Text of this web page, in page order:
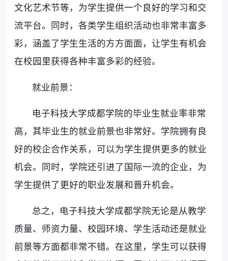
文化艺术节等，为学生提供一个良好的学习和交
流平台。同时，各类学生组织活动也非常丰富多
彩，涵盖了学生生活的方方面面，让学生有机会
在校园里获得各种丰富多彩的经验。
就业前景：
电子科技大学成都学院的毕业生就业率非常
高，其毕业生的就业前景也非常好。学院拥有良
好的校企合作关系，可以为学生提供更多的就业
机会。同时，学院还引进了国际一流的企业，为
学生提供了更好的职业发展和晋升机会。
总之，电子科技大学成都学院无论是从教学
质量、师资力量、校园环境、学生活动还是就业
前景等方面都非常不错。在这里，学生可以获得